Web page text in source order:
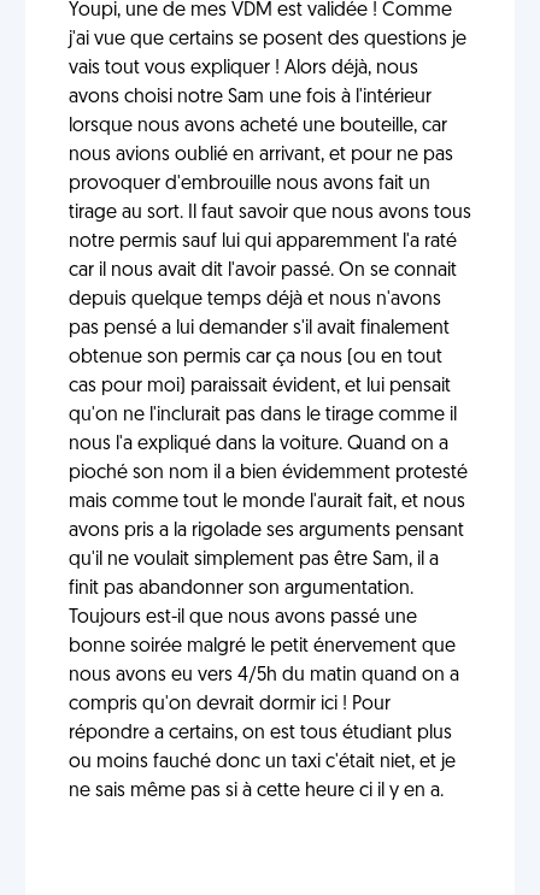
Youpi, une de mes VDM est validée ! Comme
j'ai vue que certains se posent des questions je
vais tout vous expliquer ! Alors déjà, nous
avons choisi notre Sam une fois à l'intérieur
lorsque nous avons acheté une bouteille, car
nous avions oublié en arrivant, et pour ne pas
provoquer d'embrouille nous avons fait un
tirage au sort. Il faut savoir que nous avons tous
notre permis sauf lui qui apparemment l'a raté
car il nous avait dit l'avoir passé. On se connait
depuis quelque temps déjà et nous n'avons
pas pensé a lui demander s'il avait finalement
obtenue son permis car ça nous (ou en tout
cas pour moi) paraissait évident, et lui pensait
qu'on ne l'inclurait pas dans le tirage comme il
nous l'a expliqué dans la voiture. Quand on a
pioché son nom il a bien évidemment protesté
mais comme tout le monde l'aurait fait, et nous
avons pris a la rigolade ses arguments pensant
qu'il ne voulait simplement pas être Sam, il a
finit pas abandonner son argumentation.
Toujours est-il que nous avons passé une
bonne soirée malgré le petit énervement que
nous avons eu vers 4/5h du matin quand on a
compris qu'on devrait dormir ici ! Pour
répondre a certains, on est tous étudiant plus
ou moins fauché donc un taxi c'était niet, et je
ne sais même pas si à cette heure ci il y en a.